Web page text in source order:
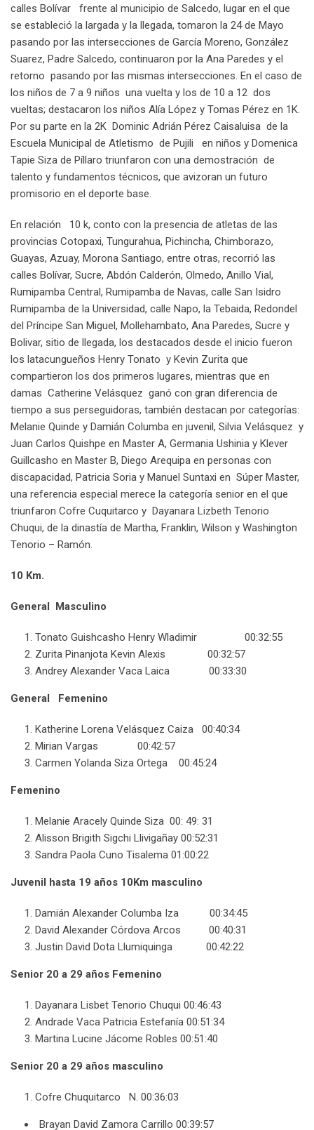
calles Bolívar frente al municipio de Salcedo, lugar en el que
se estableció la largada y la llegada, tomaron la 24 de Mayo
pasando por las intersecciones de García Moreno, González
Suarez, Padre Salcedo, continuaron por la Ana Paredes y el
retorno pasando por las mismas intersecciones. En el caso de
los niños de 7 a 9 niños una vuelta y los de 10 a 12 dos
vueltas; destacaron los niños Alía López y Tomas Pérez en 1K.
Por su parte en la 2K Dominic Adrián Pérez Caisaluisa de la
Escuela Municipal de Atletismo de Pujili en niños y Domenica
Tapie Siza de Píllaro triunfaron con una demostración de
talento y fundamentos técnicos, que avizoran un futuro
promisorio en el deporte base.
En relación 10 k, conto con la presencia de atletas de las
provincias Cotopaxi, Tungurahua, Pichincha, Chimborazo,
Guayas, Azuay, Morona Santiago, entre otras, recorrió las
calles Bolívar, Sucre, Abdón Calderón, Olmedo, Anillo Vial,
Rumipamba Central, Rumipamba de Navas, calle San Isidro
Rumipamba de la Universidad, calle Napo, la Tebaida, Redondel
del Príncipe San Miguel, Mollehambato, Ana Paredes, Sucre y
Bolivar, sitio de llegada, los destacados desde el inicio fueron
los latacungueños Henry Tonato y Kevin Zurita que
compartieron los dos primeros lugares, mientras que en
damas Catherine Velásquez ganó con gran diferencia de
tiempo a sus perseguidoras, también destacan por categorías:
Melanie Quinde y Damián Columba en juvenil, Silvia Velásquez y
Juan Carlos Quishpe en Master A, Germania Ushinia y Klever
Guillcasho en Master B, Diego Arequipa en personas con
discapacidad, Patricia Soria y Manuel Suntaxi en Súper Master,
una referencia especial merece la categoría senior en el que
triunfaron Cofre Cuquitarco y Dayanara Lizbeth Tenorio
Chuqui, de la dinastía de Martha, Franklin, Wilson y Washington
Tenorio – Ramón.
10 Km.
General Masculino
Tonato Guishcasho Henry Wladimir 00:32:55
Zurita Pinanjota Kevin Alexis 00:32:57
Andrey Alexander Vaca Laica 00:33:30
General Femenino
Katherine Lorena Velásquez Caiza 00:40:34
Mirian Vargas 00:42:57
Carmen Yolanda Siza Ortega 00:45:24
Femenino
Melanie Aracely Quinde Siza 00: 49: 31
Alisson Brigith Sigchi Llivigañay 00:52:31
Sandra Paola Cuno Tisalema 01:00:22
Juvenil hasta 19 años 10Km masculino
Damián Alexander Columba Iza 00:34:45
David Alexander Córdova Arcos 00:40:31
Justin David Dota Llumiquinga 00:42:22
Senior 20 a 29 años Femenino
Dayanara Lisbet Tenorio Chuqui 00:46:43
Andrade Vaca Patricia Estefanía 00:51:34
Martina Lucine Jácome Robles 00:51:40
Senior 20 a 29 años masculino
Cofre Chuquitarco N. 00:36:03
Brayan David Zamora Carrillo 00:39:57